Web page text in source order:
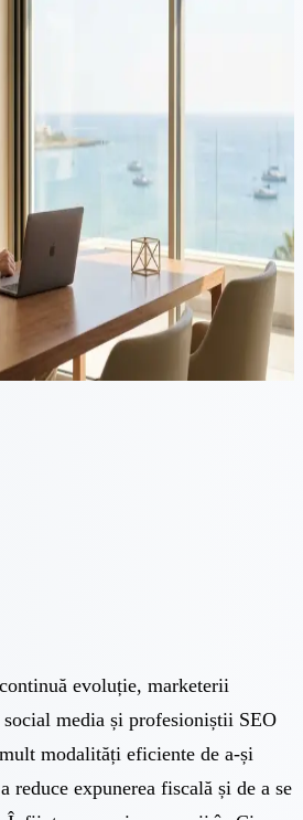
Profesioniștii
Digital: Ghidul
Complet
evoluție, specialiștii în marketing
media și profesioniștii SEO caută din ce
de a-și gestiona veniturile, de a
a se extinde...
evoluție, marketerii
media și profesioniștii SEO
modalități eficiente de a-și
reduce expunerea fiscală și de a se